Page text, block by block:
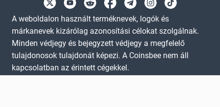
A weboldalon használt terméknevek, logók és
márkanevek kizárólag azonosítási célokat szolgálnak.
Minden védjegy és bejegyzett védjegy a megfelelő
tulajdonosok tulajdonát képezi. A Coinsbee nem áll
kapcsolatban az érintett cégekkel.